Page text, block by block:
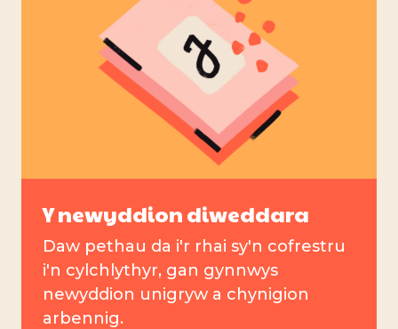
Y newyddion diweddara
Daw pethau da i'r rhai sy'n cofrestru
i'n cylchlythyr, gan gynnwys
newyddion unigryw a chynigion
arbennig.